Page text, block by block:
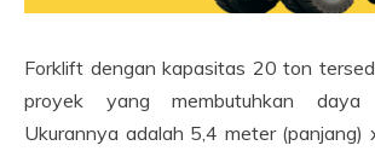
Forklift dengan kapasitas 20 ton
proyek yang membutuhkan daya
Ukurannya adalah 5,4 meter (panjang)